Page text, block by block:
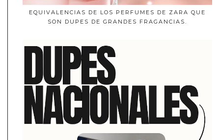
EQUIVALENCIAS DE LOS PERFUMES DE ZARA QUE
SON DUPES DE GRANDES FRAGANCIAS.